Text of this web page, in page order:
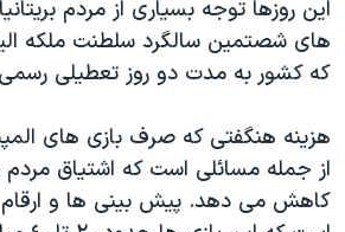
این روزها توجه بسیاری از مردم
های شصتمین سالگرد سلطنت ملکه
که کشور به مدت دو روز تعطیلی رسمی
هزینه هنگفتی که صرف بازی های
از جمله مسائلی است که اشتیاق مردم
کاهش می دهد. پیش بینی ها و